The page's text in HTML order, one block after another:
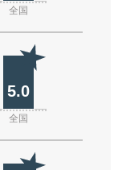
全国
5.0
全国